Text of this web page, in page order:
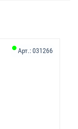
Арт.:031266